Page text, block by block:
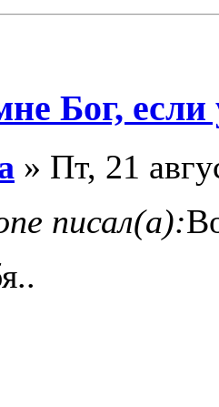
Бог,
» Пт, 21
писал(а):